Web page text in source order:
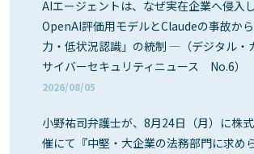
AIエージェントは、なぜ実在企業へ侵入
OpenAI評価用モデルとClaudeの事故か
力・低状況認識」の統制 ―（デジタル・
サイバーセキュリティニュース No.6）
2026/08/05
小野祐司弁護士が、8月24日（月）に株
催にて『中堅・大企業の法務部門に求め